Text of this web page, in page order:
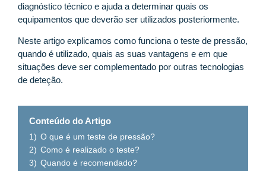
diagnóstico técnico e ajuda a determinar quais os
equipamentos que deverão ser utilizados posteriormente.
Neste artigo explicamos como funciona o teste de pressão,
quando é utilizado, quais as suas vantagens e em que
situações deve ser complementado por outras tecnologias
de deteção.
Conteúdo do Artigo
1) O que é um teste de pressão?
2) Como é realizado o teste?
3) Quando é recomendado?